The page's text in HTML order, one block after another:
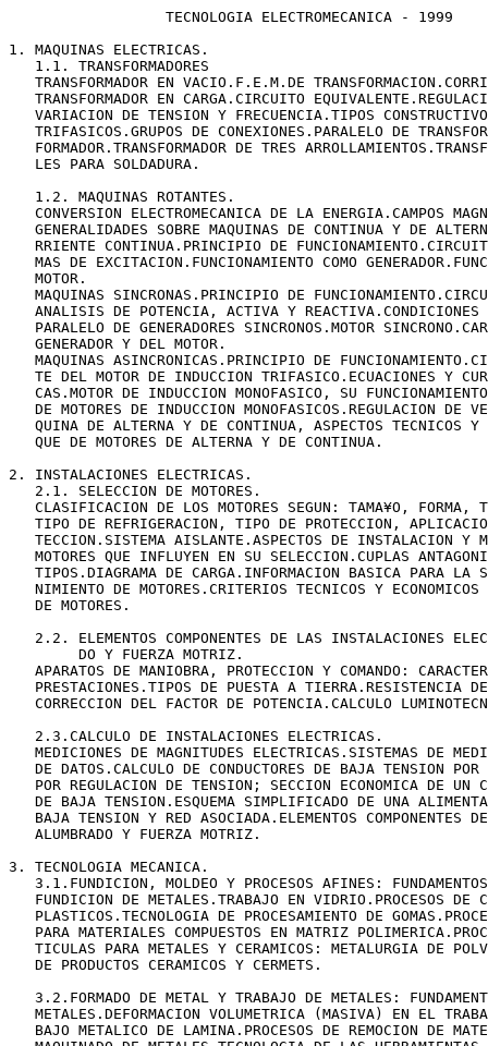
                  TECNOLOGIA ELECTROMECANICA - 1999
1. MAQUINAS ELECTRICAS.
   1.1. TRANSFORMADORES
TRANSFORMADOR EN VACIO.F.E.M.DE
TRANSFORMADOR EN CARGA.CIRCUITO
VARIACION DE TENSION Y FRECUENCIA.TIPOS
TRIFASICOS.GRUPOS DE CONEXIONES.PARALELO DE
FORMADOR.TRANSFORMADOR DE TRES
   LES PARA SOLDADURA.
   1.2. MAQUINAS ROTANTES.
CONVERSION ELECTROMECANICA DE LA ENERGIA.CAMPOS
GENERALIDADES SOBRE MAQUINAS DE CONTINUA Y DE
RRIENTE CONTINUA.PRINCIPIO DE
MAS DE EXCITACION.FUNCIONAMIENTO COMO
   MOTOR.
MAQUINAS SINCRONAS.PRINCIPIO DE
ANALISIS DE POTENCIA, ACTIVA Y REACTIVA.CONDICIONES
PARALELO DE GENERADORES SINCRONOS.MOTOR
   GENERADOR Y DEL MOTOR.
MAQUINAS ASINCRONICAS.PRINCIPIO DE
TE DEL MOTOR DE INDUCCION TRIFASICO.ECUACIONES Y
CAS.MOTOR DE INDUCCION MONOFASICO, SU
DE MOTORES DE INDUCCION MONOFASICOS.REGULACION DE
QUINA DE ALTERNA Y DE CONTINUA, ASPECTOS TECNICOS Y
   QUE DE MOTORES DE ALTERNA Y DE CONTINUA.
2. INSTALACIONES ELECTRICAS.
   2.1. SELECCION DE MOTORES.
CLASIFICACION DE LOS MOTORES SEGUN: TAMA¥O, FORMA,
TIPO DE REFRIGERACION, TIPO DE PROTECCION,
TECCION.SISTEMA AISLANTE.ASPECTOS DE INSTALACION Y
MOTORES QUE INFLUYEN EN SU SELECCION.CUPLAS
TIPOS.DIAGRAMA DE CARGA.INFORMACION BASICA PARA LA
NIMIENTO DE MOTORES.CRITERIOS TECNICOS Y
   DE MOTORES.
2.2. ELEMENTOS COMPONENTES DE LAS INSTALACIONES
        DO Y FUERZA MOTRIZ.
APARATOS DE MANIOBRA, PROTECCION Y COMANDO:
PRESTACIONES.TIPOS DE PUESTA A TIERRA.RESISTENCIA
CORRECCION DEL FACTOR DE POTENCIA.CALCULO
   2.3.CALCULO DE INSTALACIONES ELECTRICAS.
MEDICIONES DE MAGNITUDES ELECTRICAS.SISTEMAS DE
DE DATOS.CALCULO DE CONDUCTORES DE BAJA TENSION
POR REGULACION DE TENSION; SECCION ECONOMICA DE UN
DE BAJA TENSION.ESQUEMA SIMPLIFICADO DE UNA
BAJA TENSION Y RED ASOCIADA.ELEMENTOS COMPONENTES
   ALUMBRADO Y FUERZA MOTRIZ.
3. TECNOLOGIA MECANICA.
3.1.FUNDICION, MOLDEO Y PROCESOS AFINES:
FUNDICION DE METALES.TRABAJO EN VIDRIO.PROCESOS DE
PLASTICOS.TECNOLOGIA DE PROCESAMIENTO DE
PARA MATERIALES COMPUESTOS EN MATRIZ
TICULAS PARA METALES Y CERAMICOS: METALURGIA DE
   DE PRODUCTOS CERAMICOS Y CERMETS.
3.2.FORMADO DE METAL Y TRABAJO DE METALES:
METALES.DEFORMACION VOLUMETRICA (MASIVA) EN EL
BAJO METALICO DE LAMINA.PROCESOS DE REMOCION DE